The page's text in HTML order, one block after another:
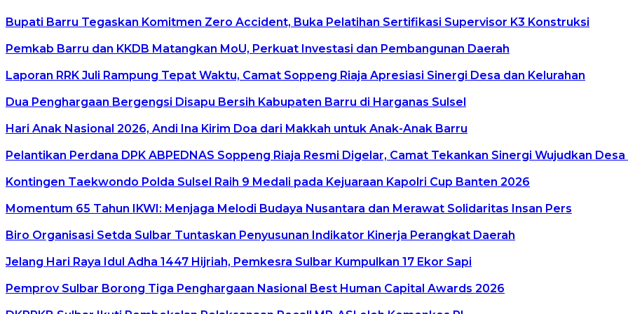
Bupati Barru Tegaskan Komitmen Zero Accident, Buka Pelatihan Sertifikasi Supervisor K3 Konstruksi
Pemkab Barru dan KKDB Matangkan MoU, Perkuat Investasi dan Pembangunan Daerah
Laporan RRK Juli Rampung Tepat Waktu, Camat Soppeng Riaja Apresiasi Sinergi Desa dan Kelurahan
Dua Penghargaan Bergengsi Disapu Bersih Kabupaten Barru di Harganas Sulsel
Hari Anak Nasional 2026, Andi Ina Kirim Doa dari Makkah untuk Anak-Anak Barru
Pelantikan Perdana DPK ABPEDNAS Soppeng Riaja Resmi Digelar, Camat Tekankan Sinergi Wujudkan Desa
Kontingen Taekwondo Polda Sulsel Raih 9 Medali pada Kejuaraan Kapolri Cup Banten 2026
Momentum 65 Tahun IKWI: Menjaga Melodi Budaya Nusantara dan Merawat Solidaritas Insan Pers
Biro Organisasi Setda Sulbar Tuntaskan Penyusunan Indikator Kinerja Perangkat Daerah
Jelang Hari Raya Idul Adha 1447 Hijriah, Pemkesra Sulbar Kumpulkan 17 Ekor Sapi
Pemprov Sulbar Borong Tiga Penghargaan Nasional Best Human Capital Awards 2026